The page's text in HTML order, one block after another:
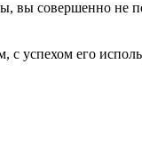
вы совершенно не
с успехом его